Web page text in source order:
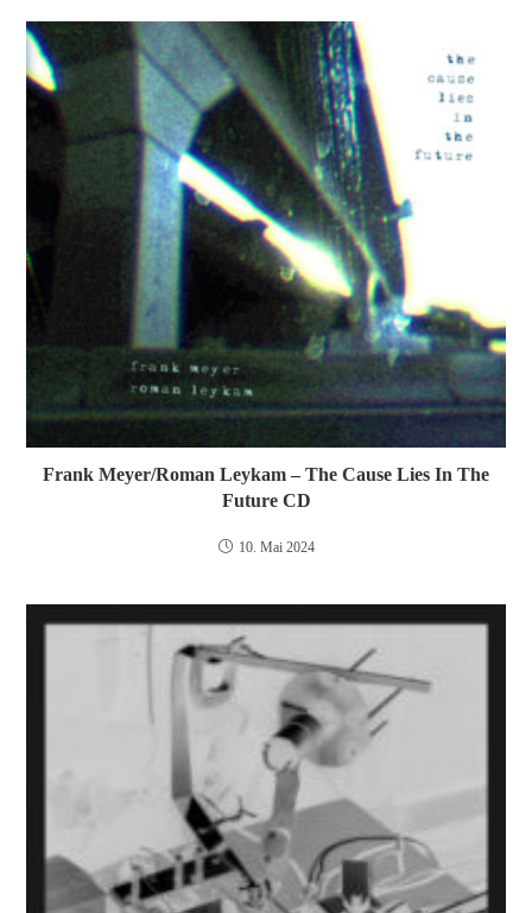
Frank Meyer/Roman Leykam – The Cause Lies In The
Future CD
10. Mai 2024